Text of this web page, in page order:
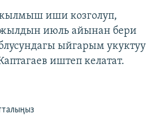
иши козголуп,
жылдын июль айынан бери
ыйгарым укуктуу
иштеп келатат.